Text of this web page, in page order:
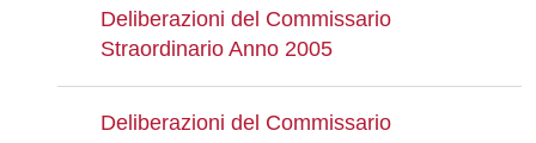
Deliberazioni del Commissario
Straordinario Anno 2005
Deliberazioni del Commissario